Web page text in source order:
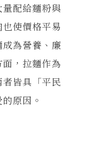
配給麵粉與
使價格平易
為營養、廉
，拉麵作為
皆具「平民
原因。